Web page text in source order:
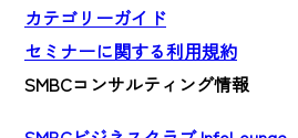
カテゴリーガイド
セミナーに関する利用規約
SMBCコンサルティング情報